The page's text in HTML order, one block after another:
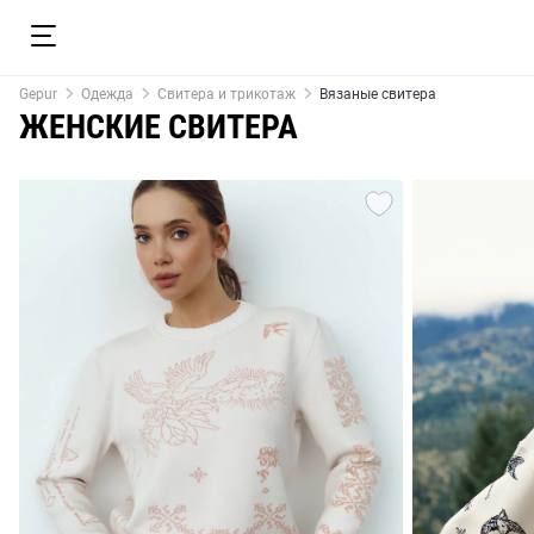
Gepur Одежда Свитера и трикотаж Вязаные свитера
ЖЕНСКИЕ СВИТЕРА